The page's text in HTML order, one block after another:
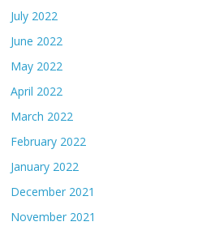
July 2022
June 2022
May 2022
April 2022
March 2022
February 2022
January 2022
December 2021
November 2021